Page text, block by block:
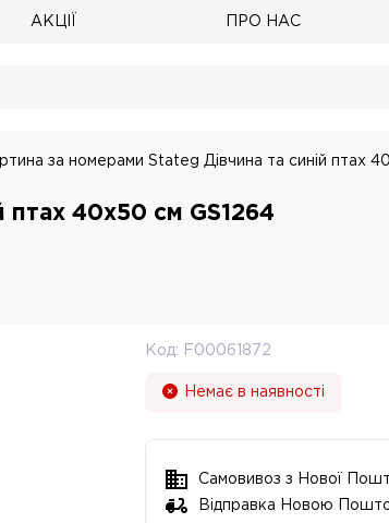
АКЦІЇ ПРО НАС
за номерами Stateg Дівчина та синій птах
птах 40х50 см GS1264
Код: F00061872
Немає в наявності
Самовивоз з Нової
Відправка Новою